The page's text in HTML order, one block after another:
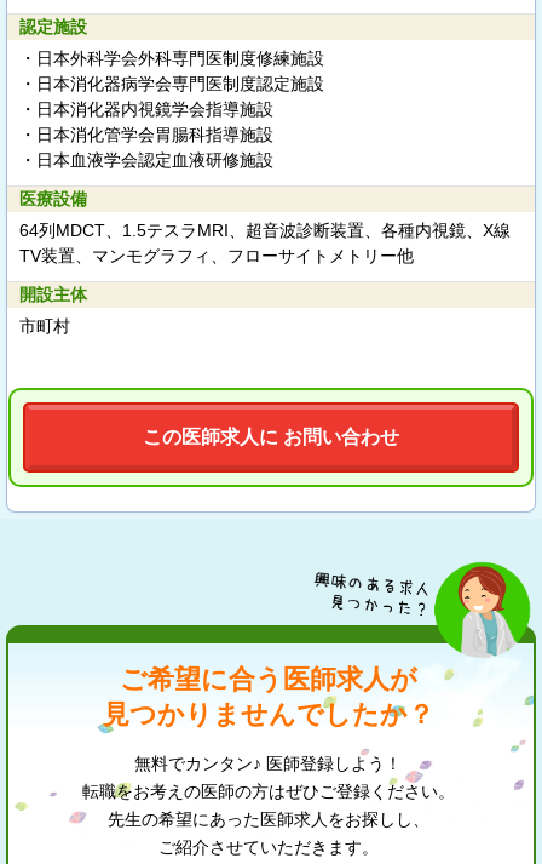
認定施設
・日本外科学会外科専門医制度修練施設
・日本消化器病学会専門医制度認定施設
・日本消化器内視鏡学会指導施設
・日本消化管学会胃腸科指導施設
・日本血液学会認定血液研修施設
医療設備
64列MDCT、1.5テスラMRI、超音波診断装置、各種内視鏡、X線
TV装置、マンモグラフィ、フローサイトメトリー他
開設主体
市町村
この医師求人に お問い合わせ
ご希望に合う医師求人が
見つかりませんでしたか？
無料でカンタン♪ 医師登録しよう！
転職をお考えの医師の方はぜひご登録ください。
先生の希望にあった医師求人をお探しし、
ご紹介させていただきます。